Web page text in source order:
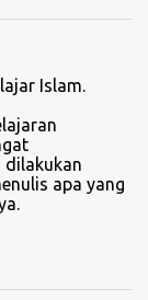
Islam.
dilakukan
apa yang